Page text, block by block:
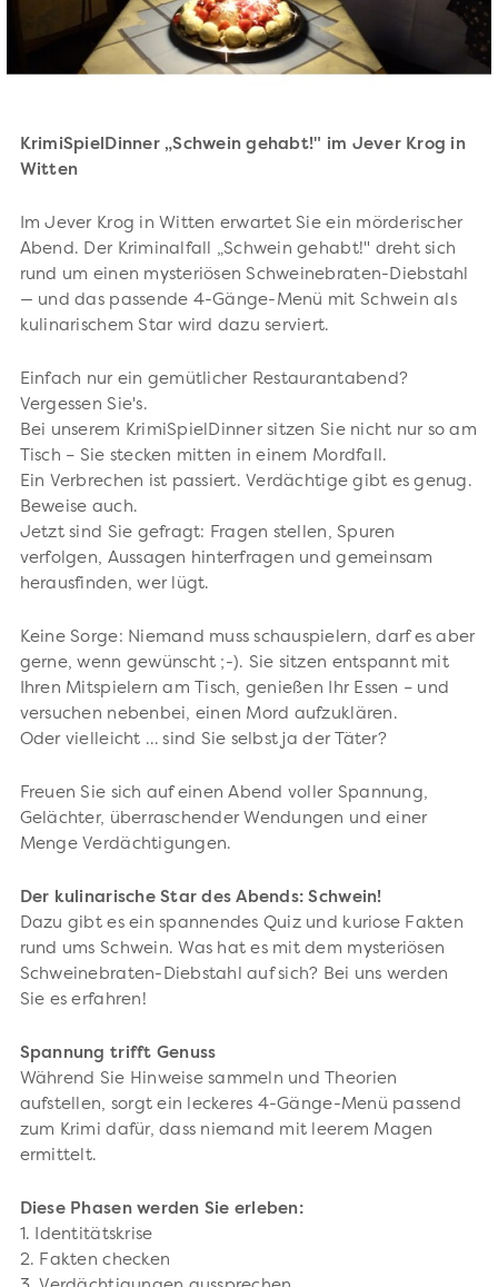
KrimiSpielDinner „Schwein gehabt!" im Jever Krog in
Witten
Im Jever Krog in Witten erwartet Sie ein mörderischer
Abend. Der Kriminalfall „Schwein gehabt!" dreht sich
rund um einen mysteriösen Schweinebraten-Diebstahl
— und das passende 4-Gänge-Menü mit Schwein als
kulinarischem Star wird dazu serviert.
Einfach nur ein gemütlicher Restaurantabend?
Vergessen Sie's.
Bei unserem KrimiSpielDinner sitzen Sie nicht nur so am
Tisch – Sie stecken mitten in einem Mordfall.
Ein Verbrechen ist passiert. Verdächtige gibt es genug.
Beweise auch.
Jetzt sind Sie gefragt: Fragen stellen, Spuren
verfolgen, Aussagen hinterfragen und gemeinsam
herausfinden, wer lügt.
Keine Sorge: Niemand muss schauspielern, darf es aber
gerne, wenn gewünscht ;-). Sie sitzen entspannt mit
Ihren Mitspielern am Tisch, genießen Ihr Essen – und
versuchen nebenbei, einen Mord aufzuklären.
Oder vielleicht … sind Sie selbst ja der Täter?
Freuen Sie sich auf einen Abend voller Spannung,
Gelächter, überraschender Wendungen und einer
Menge Verdächtigungen.
Der kulinarische Star des Abends: Schwein!
Dazu gibt es ein spannendes Quiz und kuriose Fakten
rund ums Schwein. Was hat es mit dem mysteriösen
Schweinebraten-Diebstahl auf sich? Bei uns werden
Sie es erfahren!
Spannung trifft Genuss
Während Sie Hinweise sammeln und Theorien
aufstellen, sorgt ein leckeres 4-Gänge-Menü passend
zum Krimi dafür, dass niemand mit leerem Magen
ermittelt.
Diese Phasen werden Sie erleben:
1. Identitätskrise
2. Fakten checken